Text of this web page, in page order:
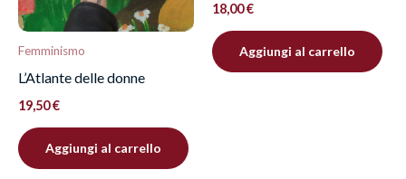
Femminismo
L’Atlante delle donne
19,50€
Aggiungi al carrello
18,00€
Aggiungi al carrello